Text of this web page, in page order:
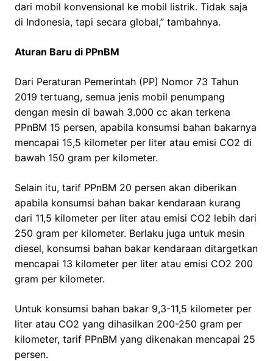
dari mobil konvensional ke mobil listrik. Tidak saja
di Indonesia, tapi secara global,” tambahnya.
Aturan Baru di PPnBM
Dari Peraturan Pemerintah (PP) Nomor 73 Tahun
2019 tertuang, semua jenis mobil penumpang
dengan mesin di bawah 3.000 cc akan terkena
PPnBM 15 persen, apabila konsumsi bahan bakarnya
mencapai 15,5 kilometer per liter atau emisi CO2 di
bawah 150 gram per kilometer.
Selain itu, tarif PPnBM 20 persen akan diberikan
apabila konsumsi bahan bakar kendaraan kurang
dari 11,5 kilometer per liter atau emisi CO2 lebih dari
250 gram per kilometer. Berlaku juga untuk mesin
diesel, konsumsi bahan bakar kendaraan ditargetkan
mencapai 13 kilometer per liter atau emisi CO2 200
gram per kilometer.
Untuk konsumsi bahan bakar 9,3-11,5 kilometer per
liter atau CO2 yang dihasilkan 200-250 gram per
kilometer, tarif PPnBM yang dikenakan mencapai 25
persen.